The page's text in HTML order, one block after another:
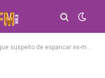
ex-mulher mandou áudio à filha pedindo desculpas: ‘Papai fez besteira’